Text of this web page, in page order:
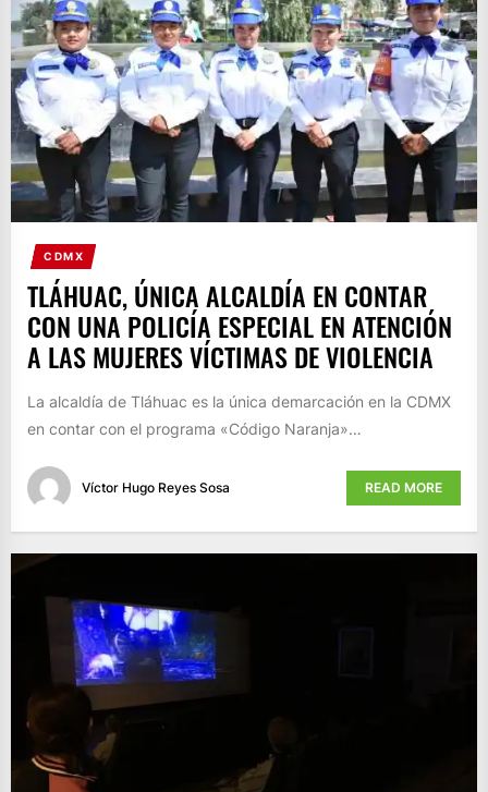
CDMX
TLÁHUAC, ÚNICA ALCALDÍA EN CONTAR
CON UNA POLICÍA ESPECIAL EN ATENCIÓN
A LAS MUJERES VÍCTIMAS DE VIOLENCIA
La alcaldía de Tláhuac es la única demarcación en la CDMX
en contar con el programa «Código Naranja»…
Víctor Hugo Reyes Sosa READ MORE